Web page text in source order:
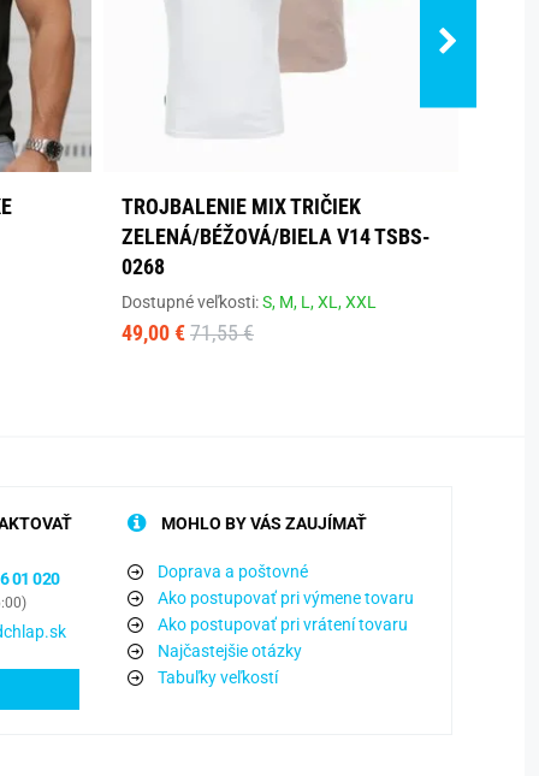
TROJBALENIE MIX TRIČIEK
ZELENÁ/BÉŽOVÁ/BIELA V14 TSBS-
0268
Dostupné veľkosti:S, M, L,XL,XXL
49,00 € 71,55 €
01 020
MOHLO BY VÁS ZAUJÍMAŤ
Doprava a poštovné
Ako postupovať pri výmene tovaru
Ako postupovať pri vrátení tovaru
Najčastejšie otázky
Tabuľky veľkostí